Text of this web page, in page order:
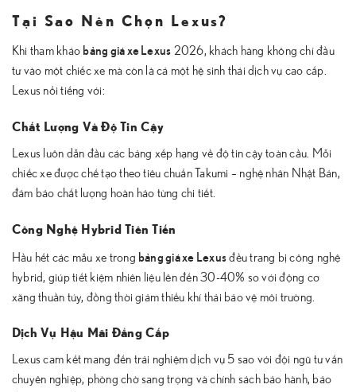
Tại Sao Nên Chọn Lexus?
Khi tham khảo bảng giá xe Lexus 2026, khách hàng không chỉ đầu
tư vào một chiếc xe mà còn là cả một hệ sinh thái dịch vụ cao cấp.
Lexus nổi tiếng với:
Chất Lượng Và Độ Tin Cậy
Lexus luôn dẫn đầu các bảng xếp hạng về độ tin cậy toàn cầu. Mỗi
chiếc xe được chế tạo theo tiêu chuẩn Takumi – nghệ nhân Nhật Bản,
đảm bảo chất lượng hoàn hảo từng chi tiết.
Công Nghệ Hybrid Tiên Tiến
Hầu hết các mẫu xe trong bảng giá xe Lexusđều trang bị công nghệ
hybrid, giúp tiết kiệm nhiên liệu lên đến 30-40% so với động cơ
xăng thuần túy, đồng thời giảm thiểu khí thải bảo vệ môi trường.
Dịch Vụ Hậu Mãi Đẳng Cấp
Lexus cam kết mang đến trải nghiệm dịch vụ 5 sao với đội ngũ tư vấn
chuyên nghiệp, phòng chờ sang trọng và chính sách bảo hành, bảo